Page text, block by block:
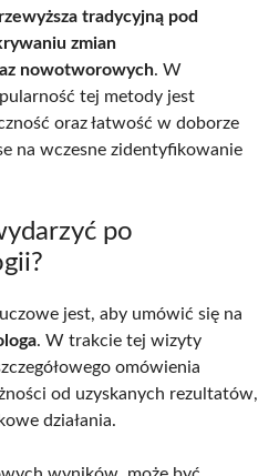
tradycyjną pod
zmian
nowotworowych. W
tej metody jest
oraz łatwość w doborze
na wczesne zidentyfikowanie
po
jest, aby umówić się na
. W trakcie tej wizyty
omówienia
od uzyskanych rezultatów,
działania.